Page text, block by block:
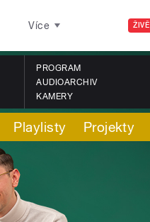
ŽIVĚ
Více
PROGRAM
AUDIOARCHIV
KAMERY
Playlisty Projekty